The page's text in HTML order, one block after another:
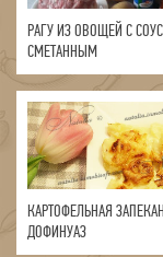
РАГУ ИЗ ОВОЩЕЙ С
СМЕТАННЫМ
КАРТОФЕЛЬНАЯ
ДОФИНУАЗ